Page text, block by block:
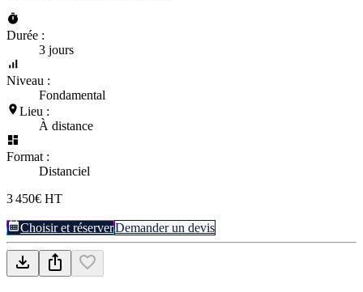
Durée :
3 jours
Niveau :
Fondamental
Lieu :
À distance
Format :
Distanciel
3 450€ HT
Choisir et réserverDemander un devis